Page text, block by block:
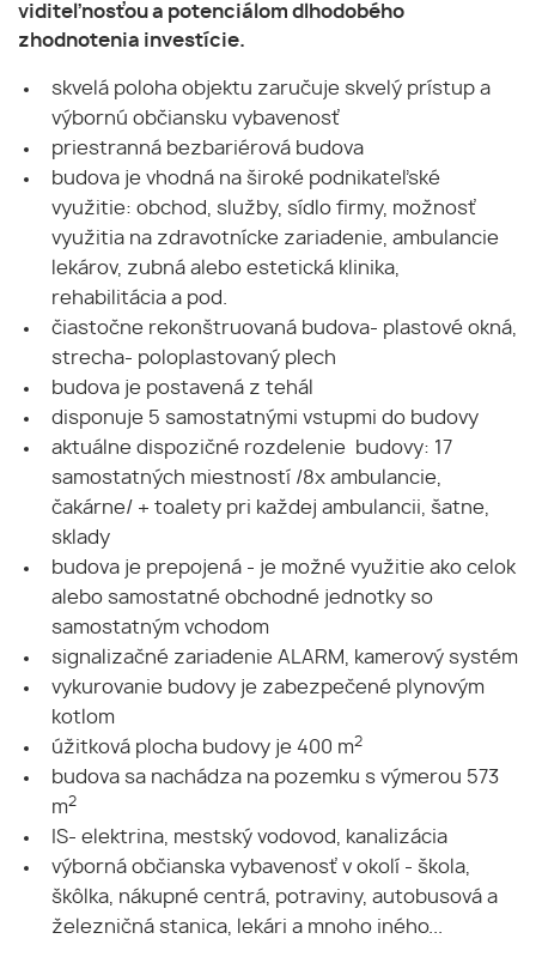
viditeľnosťou a potenciálom dlhodobého
zhodnotenia investície.
skvelá poloha objektu zaručuje skvelý prístup a
výbornú občiansku vybavenosť
priestranná bezbariérová budova
budova je vhodná na široké podnikateľské
využitie: obchod, služby, sídlo firmy, možnosť
využitia na zdravotnícke zariadenie, ambulancie
lekárov, zubná alebo estetická klinika,
rehabilitácia a pod.
čiastočne rekonštruovaná budova- plastové okná,
strecha- poloplastovaný plech
budova je postavená z tehál
disponuje 5 samostatnými vstupmi do budovy
aktuálne dispozičné rozdelenie budovy: 17
samostatných miestností /8x ambulancie,
čakárne/ + toalety pri každej ambulancii, šatne,
sklady
budova je prepojená - je možné využitie ako celok
alebo samostatné obchodné jednotky so
samostatným vchodom
signalizačné zariadenie ALARM, kamerový systém
vykurovanie budovy je zabezpečené plynovým
kotlom
úžitková plocha budovy je 400 m2
budova sa nachádza na pozemku s výmerou 573
m2
IS- elektrina, mestský vodovod, kanalizácia
výborná občianska vybavenosť v okolí - škola,
škôlka, nákupné centrá, potraviny, autobusová a
železničná stanica, lekári a mnoho iného...